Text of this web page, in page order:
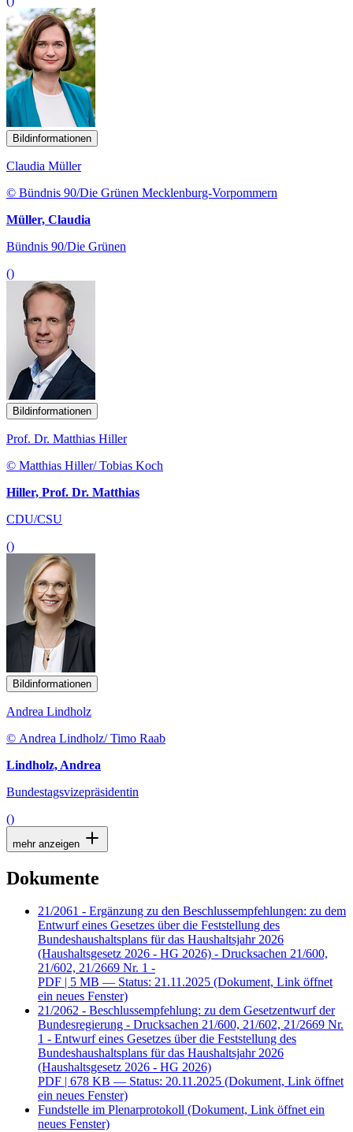
Bildinformationen
Claudia Müller
© Bündnis 90/Die Grünen Mecklenburg-Vorpommern
Müller, Claudia
Bündnis 90/Die Grünen
()
Bildinformationen
Prof. Dr. Matthias Hiller
© Matthias Hiller/ Tobias Koch
Hiller, Prof. Dr. Matthias
CDU/CSU
()
Bildinformationen
Andrea Lindholz
© Andrea Lindholz/ Timo Raab
Lindholz, Andrea
Bundestagsvizepräsidentin
()
mehr anzeigen
Dokumente
21/2061 - Ergänzung zu den Beschlussempfehlungen: zu dem
Entwurf eines Gesetzes über die Feststellung des
Bundeshaushaltsplans für das Haushaltsjahr 2026
(Haushaltsgesetz 2026 - HG 2026) - Drucksachen 21/600,
21/602, 21/2669 Nr. 1 -
PDF | 5 MB — Status: 21.11.2025 (Dokument, Link öffnet
ein neues Fenster)
21/2062 - Beschlussempfehlung: zu dem Gesetzentwurf der
Bundesregierung - Drucksachen 21/600, 21/602, 21/2669 Nr.
1 - Entwurf eines Gesetzes über die Feststellung des
Bundeshaushaltsplans für das Haushaltsjahr 2026
(Haushaltsgesetz 2026 - HG 2026)
PDF | 678 KB — Status: 20.11.2025 (Dokument, Link öffnet
ein neues Fenster)
Fundstelle im Plenarprotokoll (Dokument, Link öffnet ein
neues Fenster)